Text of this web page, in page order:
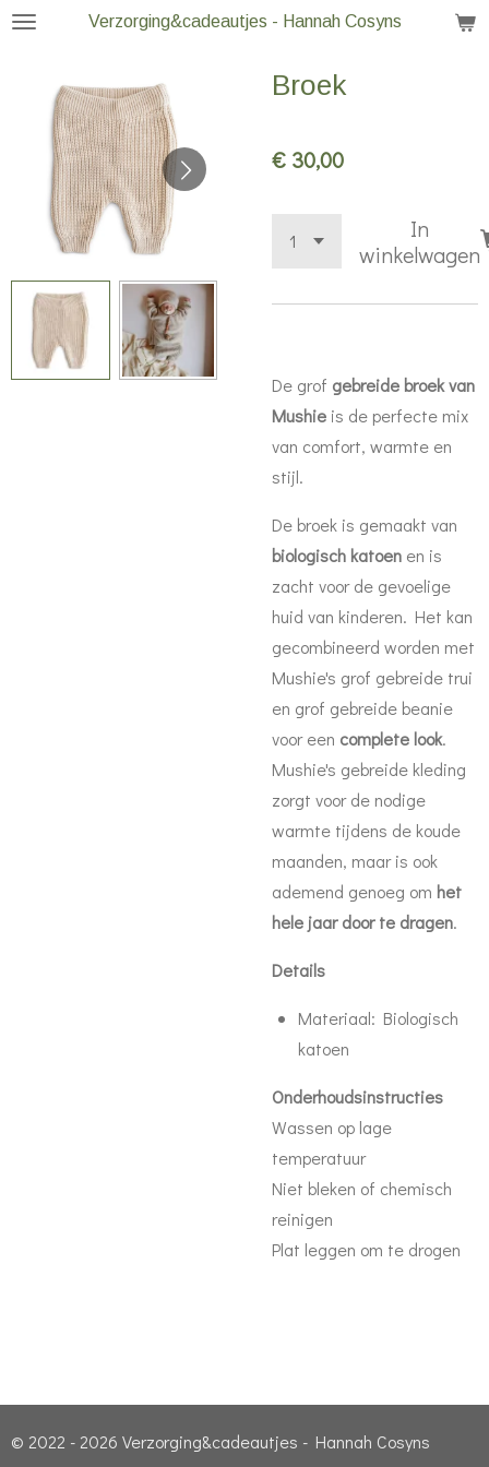
Ga
hoofdinhoud
Verzorging&cadeautjes - Hannah Cosyns
Broek
€ 30,00
In
winkelwagen
De grof gebreide broek van
Mushie is de perfecte mix
van comfort, warmte en
stijl.
De broek is gemaakt van
biologisch katoen en is
zacht voor de gevoelige
huid van kinderen. Het kan
gecombineerd worden met
Mushie's grof gebreide trui
en grof gebreide beanie
voor een complete look.
Mushie's gebreide kleding
zorgt voor de nodige
warmte tijdens de koude
maanden, maar is ook
ademend genoeg om het
hele jaar door te dragen.
Details
Materiaal: Biologisch
katoen
Onderhoudsinstructies
Wassen op lage
temperatuur
Niet bleken of chemisch
reinigen
Plat leggen om te drogen
© 2022 - 2026 Verzorging&cadeautjes - Hannah Cosyns